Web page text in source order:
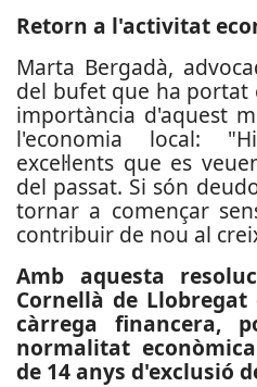
Retorn a l'activitat
Marta Bergadà,
del bufet que ha portat
importància d'aquest
l'economia local:
excel·lents que es
del passat. Si són
tornar a començar
contribuir de nou al
Amb aquesta
Cornellà de
càrrega financera,
normalitat
de 14 anys d'exclusió